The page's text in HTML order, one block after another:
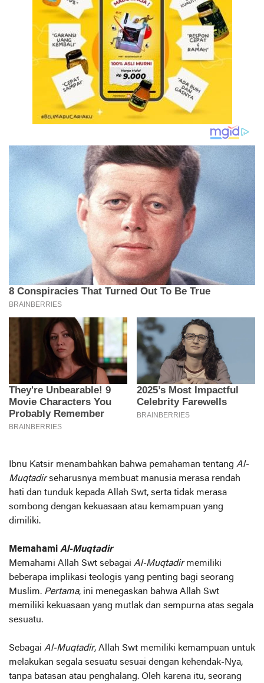
Ibnu Katsir menambahkan bahwa pemahaman tentang Al-
Muqtadirseharusnya membuat manusia merasa rendah
hati dan tunduk kepada Allah Swt, serta tidak merasa
sombong dengan kekuasaan atau kemampuan yang
dimiliki.
Memahami Al-Muqtadir
Memahami Allah Swt sebagai Al-Muqtadirmemiliki
beberapa implikasi teologis yang penting bagi seorang
Muslim. Pertama, ini menegaskan bahwa Allah Swt
memiliki kekuasaan yang mutlak dan sempurna atas segala
sesuatu.
Sebagai Al-Muqtadir, Allah Swt memiliki kemampuan untuk
melakukan segala sesuatu sesuai dengan kehendak-Nya,
tanpa batasan atau penghalang. Oleh karena itu, seorang